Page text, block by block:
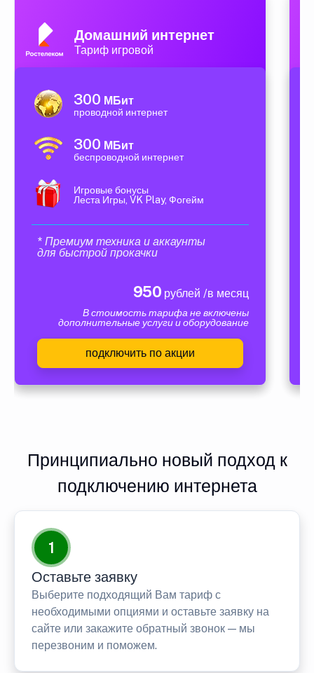
Домашний интернет
Тариф игровой
300 МБит
проводной интернет
300 МБит
беспроводной интернет
Игровые бонусы
Леста Игры, VK Play, Фогейм
* Премиум техника и аккаунты
для быстрой прокачки
950 рублей /в месяц
В стоимость тарифа не включены
дополнительные услуги и оборудование
подключить по акции
Принципиально новый подход к
подключению интернета
1
Оставьте заявку
Выберите подходящий Вам тариф с
необходимыми опциями и оставьте заявку на
сайте или закажите обратный звонок — мы
перезвоним и поможем.